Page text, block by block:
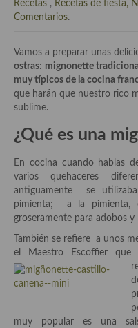
Historia de la
historias culinarias y otras
Protocolo y buenas
Ocio – restaurantes,
Viajes eno-gastro-turísticos
Las opiniones de la
Prensa
Recetas
Acompañamientos
Aderezos, salsas,
Recetas , Recetas de fiesta,
Comentarios.
Vamos a preparar unas
ostras: mignonette
muy típicos de la cocina
que harán que nuestro rico
sublime.
¿Qué es una
En cocina cuando hablas
varios quehaceres
antiguamente se
pimienta; a la pimienta,
groseramente para adobos y
También se refiere a unos
el Maestro Escoffier que
muy popular es una